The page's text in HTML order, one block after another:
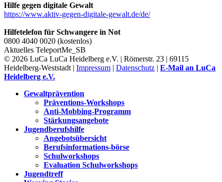
Hilfe gegen digitale Gewalt
https://www.aktiv-gegen-digitale-gewalt.de/de/
Hilfetelefon für Schwangere in Not
0800 4040 0020 (kostenlos)
Aktuelles TeleportMe_SB
© 2026 LuCa LuCa Heidelberg e.V. | Römerstr. 23 | 69115
Heidelberg-Weststadt | Impressum | Datenschutz | E-Mail an LuCa
Heidelberg e.V.
Gewaltprävention
Präventions-Workshops
Anti-Mobbing-Programm
Stärkungsangebote
Jugendberufshilfe
Angebotsübersicht
Berufsinformations-börse
Schulworkshops
Evaluation Schulworkshops
Jugendtreff